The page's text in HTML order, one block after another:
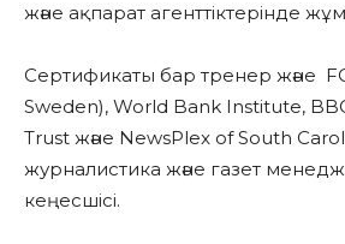
және ақпарат агенттіктерінде
Сертификаты бар тренер және
Sweden), World Bank Institute,
Trust және NewsPlex of South
журналистика және газет
кеңесшісі.